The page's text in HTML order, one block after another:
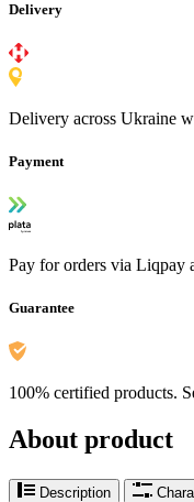
Delivery
Delivery across Ukraine
Payment
Pay for orders via Liqpay
Guarantee
100% certified products.
About product
Description